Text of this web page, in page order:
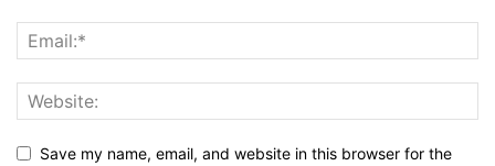
Save my name, email, and website in this browser for the